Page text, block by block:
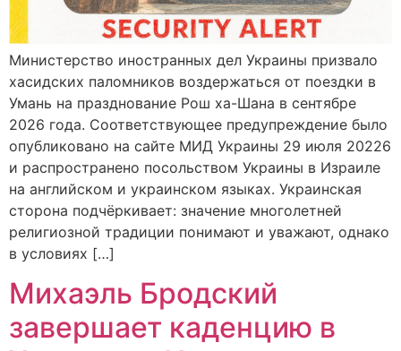
Министерство иностранных дел Украины призвало
хасидских паломников воздержаться от поездки в
Умань на празднование Рош ха-Шана в сентябре
2026 года. Соответствующее предупреждение было
опубликовано на сайте МИД Украины 29 июля 20226
и распространено посольством Украины в Израиле
на английском и украинском языках. Украинская
сторона подчёркивает: значение многолетней
религиозной традиции понимают и уважают, однако
в условиях […]
Михаэль Бродский
завершает каденцию в